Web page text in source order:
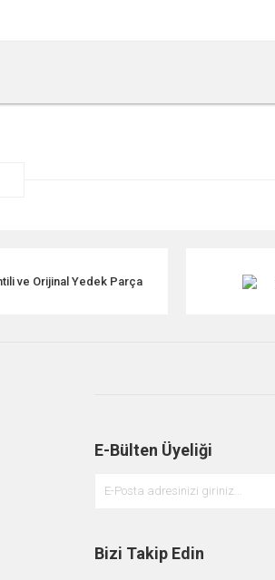
ve Orijinal Yedek Parça
E-Bülten Üyeliği
Bizi Takip Edin